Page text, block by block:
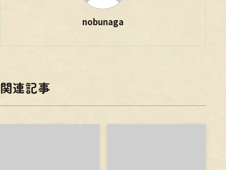
nobunaga
関連記事